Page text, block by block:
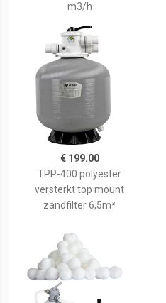
m3/h
€ 199.00
TPP-400 polyester
versterkt top mount
zandfilter 6,5m³